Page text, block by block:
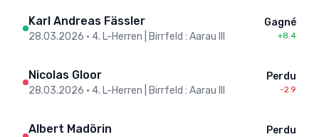
Karl Andreas Fässler
28.03.2026 • 4. L-Herren | Birrfeld : Aarau III
Gagné
+8.4
Nicolas Gloor
28.03.2026 • 4. L-Herren | Birrfeld : Aarau III
Perdu
-2.9
Albert Madörin Perdu